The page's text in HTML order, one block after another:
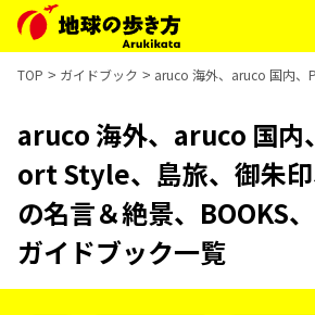
TOP ガイドブック aruco 海外、aruco 国内、
aruco 海外、aruco 国
ort Style、島旅、御朱印
の名言＆絶景、BOOKS
ガイドブック一覧